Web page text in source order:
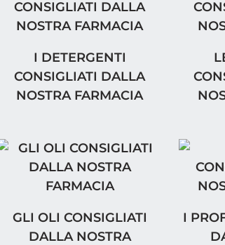
NOSTRA FARMACIA
I DETERGENTI CONSIGLIATI
I DETERGENTI
CONSIGLIATI DALLA
NOSTRA FARMACIA
LE
GLI OLI CONSIGLIATI DALLA
GLI OLI CONSIGLIATI
DALLA NOSTRA
I
I